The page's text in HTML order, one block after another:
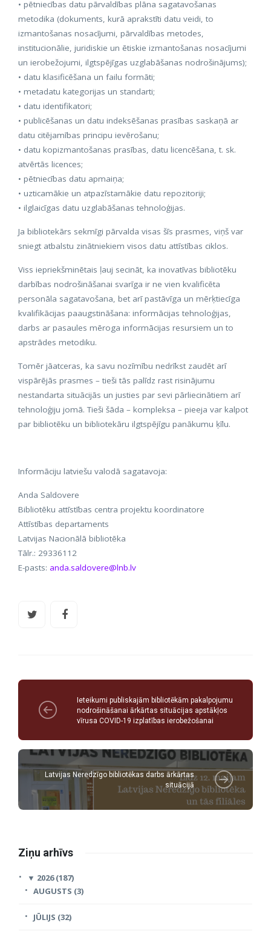
• pētniecības datu pārvaldības plāna sagatavošanas
metodika (dokuments, kurā aprakstīti datu veidi, to
izmantošanas nosacījumi, pārvaldības metodes,
institucionālie, juridiskie un ētiskie izmantošanas nosacījumi
un ierobežojumi, ilgtspējīgas uzglabāšanas nodrošinājums);
• datu klasificēšana un failu formāti;
• metadatu kategorijas un standarti;
• datu identifikatori;
• publicēšanas un datu indeksēšanas prasības saskaņā ar
datu citējamības principu ievērošanu;
• datu kopizmantošanas prasības, datu licencēšana, t. sk.
atvērtās licences;
• pētniecības datu apmaiņa;
• uzticamākie un atpazīstamākie datu repozitoriji;
• ilglaicīgas datu uzglabāšanas tehnoloģijas.
Ja bibliotekārs sekmīgi pārvalda visas šīs prasmes, viņš var
sniegt atbalstu zinātniekiem visos datu attīstības ciklos.
Viss iepriekšminētais ļauj secināt, ka inovatīvas bibliotēku
darbības nodrošināšanai svarīga ir ne vien kvalificēta
personāla sagatavošana, bet arī pastāvīga un mērķtiecīga
kvalifikācijas paaugstināšana: informācijas tehnoloģijas,
darbs ar pasaules mēroga informācijas resursiem un to
apstrādes metodiku.
Tomēr jāatceras, ka savu nozīmību nedrīkst zaudēt arī
vispārējās prasmes – tieši tās palīdz rast risinājumu
nestandarta situācijās un justies par sevi pārliecinātiem arī
tehnoloģiju jomā. Tieši šāda – kompleksa – pieeja var kalpot
par bibliotēku un bibliotekāru ilgtspējīgu panākumu ķīlu.
Informāciju latviešu valodā sagatavoja:
Anda Saldovere
Bibliotēku attīstības centra projektu koordinatore
Attīstības departaments
Latvijas Nacionālā bibliotēka
Tālr.: 29336112
E-pasts: anda.saldovere@lnb.lv
Ieteikumi publiskajām bibliotēkām pakalpojumu
nodrošināšanai ārkārtas situācijas apstākļos
vīrusa COVID-19 izplatības ierobežošanai
Latvijas Neredzīgo bibliotēkas darbs ārkārtas
situācijā
Ziņu arhīvs
▼ 2026 (187)
AUGUSTS (3)
JŪLIJS (32)